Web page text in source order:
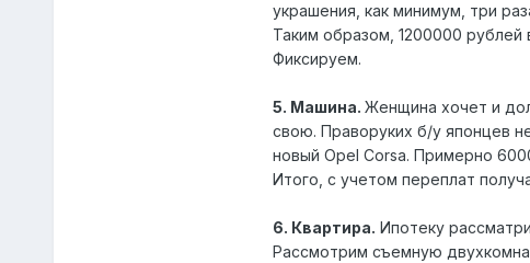
украшения, как минимум, три
Таким образом, 1200000
Фиксируем.
5. Машина. Женщина хочет и
свою. Праворуких б/у японцев
новый Opel Corsa. Примерно
Итого, с учетом переплат
6. Квартира. Ипотеку
Рассмотрим съемную